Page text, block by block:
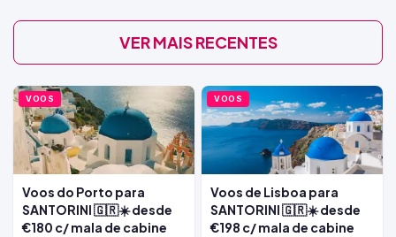
VER MAIS RECENTES
VOOS
Voos do Porto para
SANTORINI 🇬🇷☀️ desde
€180 c/ mala de cabine
VOOS
Voos de Lisboa para
SANTORINI 🇬🇷☀️ desde
€198 c/ mala de cabine